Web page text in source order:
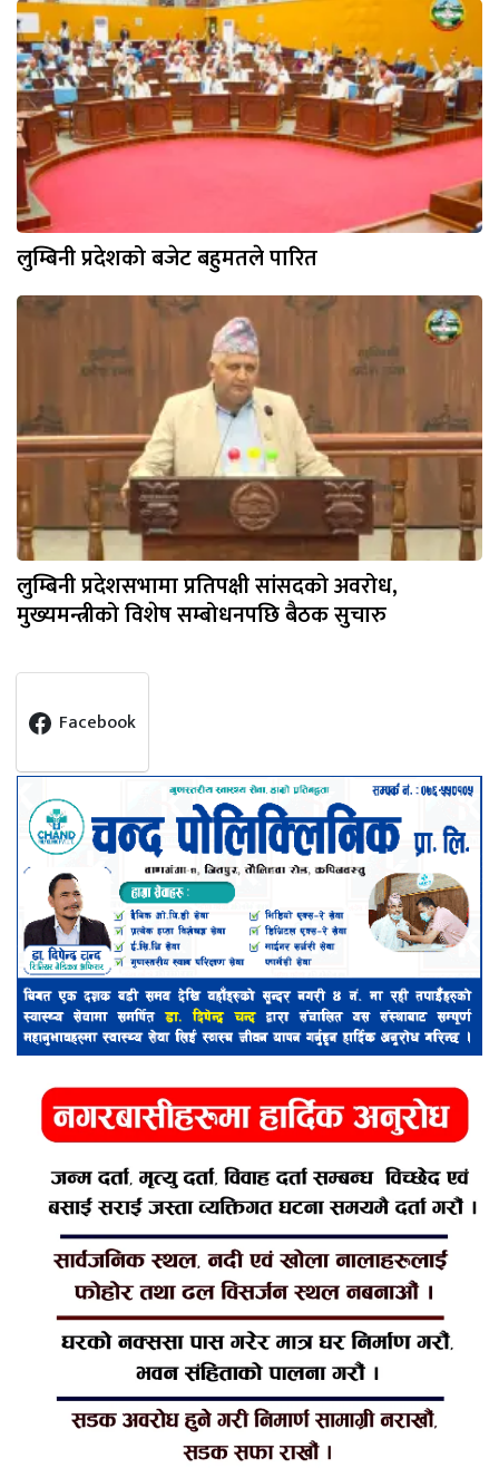
लुम्बिनी प्रदेशको बजेट बहुमतले पारित
लुम्बिनी प्रदेशसभामा प्रतिपक्षी सांसदको अवरोध,
मुख्यमन्त्रीको विशेष सम्बोधनपछि बैठक सुचारु
Facebook